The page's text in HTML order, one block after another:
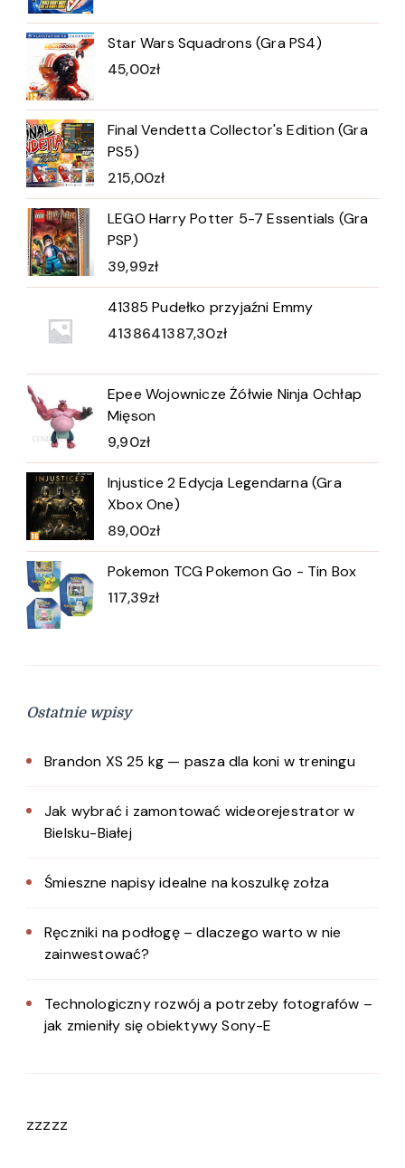
Star Wars Squadrons (Gra PS4)
45,00zł
Final Vendetta Collector's Edition (Gra
PS5)
215,00zł
LEGO Harry Potter 5-7 Essentials (Gra
PSP)
39,99zł
41385 Pudełko przyjaźni Emmy
4138641387,30zł
Epee Wojownicze Żółwie Ninja Ochłap
Mięson
9,90zł
Injustice 2 Edycja Legendarna (Gra
Xbox One)
89,00zł
Pokemon TCG Pokemon Go - Tin Box
117,39zł
Ostatnie wpisy
Brandon XS 25 kg — pasza dla koni w treningu
Jak wybrać i zamontować wideorejestrator w
Bielsku-Białej
Śmieszne napisy idealne na koszulkę zołza
Ręczniki na podłogę – dlaczego warto w nie
zainwestować?
Technologiczny rozwój a potrzeby fotografów –
jak zmieniły się obiektywy Sony-E
zzzzz